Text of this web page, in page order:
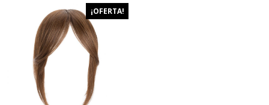
¡OFERTA!